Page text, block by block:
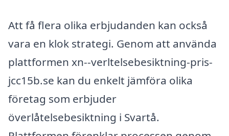
Att få flera olika erbjudanden kan också
vara en klok strategi. Genom att använda
plattformen xn--verltelsebesiktning-pris-
jcc15b.se kan du enkelt jämföra olika
företag som erbjuder
överlåtelsebesiktning i Svartå.